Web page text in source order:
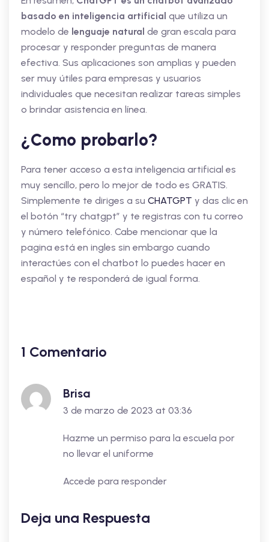
basado en inteligencia artificial que utiliza un
modelo de lenguaje natural de gran escala para
procesar y responder preguntas de manera
efectiva. Sus aplicaciones son amplias y pueden
ser muy útiles para empresas y usuarios
individuales que necesitan realizar tareas simples
o brindar asistencia en línea.
¿Como probarlo?
Para tener acceso a esta inteligencia artificial es
muy sencillo, pero lo mejor de todo es GRATIS.
Simplemente te diriges a su CHATGPT y das clic en
el botón “try chatgpt” y te registras con tu correo
y número telefónico. Cabe mencionar que la
pagina está en ingles sin embargo cuando
interactúes con el chatbot lo puedes hacer en
español y te responderá de igual forma.
1 Comentario
Brisa
3 de marzo de 2023 at 03:36
Hazme un permiso para la escuela por
no llevar el uniforme
Accede para responder
Deja una Respuesta